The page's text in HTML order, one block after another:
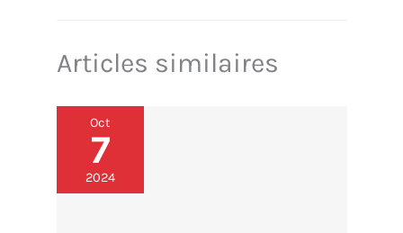
Articles similaires
Oct
7
2024